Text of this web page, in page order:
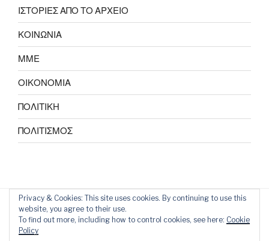
ΙΣΤΟΡΙΕΣ ΑΠΟ ΤΟ ΑΡΧΕΙΟ
ΚΟΙΝΩΝΙΑ
ΜΜΕ
ΟΙΚΟΝΟΜΙΑ
ΠΟΛΙΤΙΚΗ
ΠΟΛΙΤΙΣΜΟΣ
Privacy & Cookies: This site uses cookies. By continuing to use this
website, you agree to their use.
To find out more, including how to control cookies, see here: Cookie
Policy